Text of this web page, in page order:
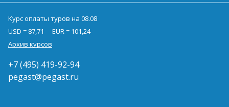
Курс оплаты туров на 08.08
USD = 87,71
EUR = 101,24
Архив курсов
+7 (495) 419-92-94
pegast@pegast.ru